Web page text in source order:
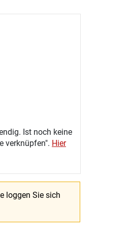
Ist noch keine
verknüpfen". Hier
loggen Sie sich